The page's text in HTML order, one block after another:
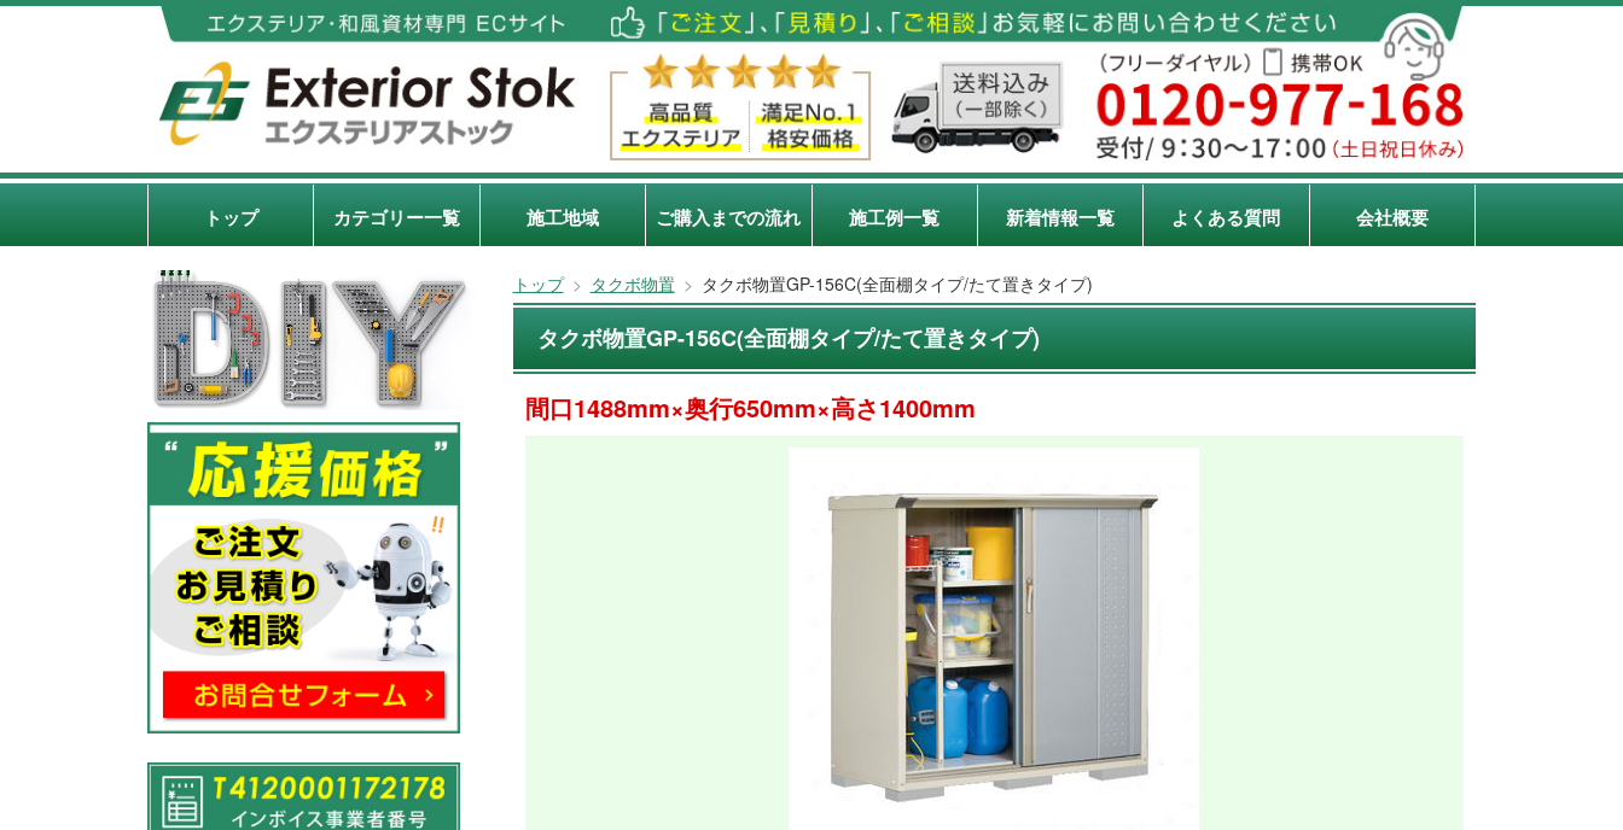
トップ カテゴリー一覧 施工地域 ご購入までの流れ 施工例一覧 新着情報一覧 よくある質問 会社概要
トップ > タクボ物置 > タクボ物置GP-156C(全面棚タイプ/たて置きタイプ)
タクボ物置GP-156C(全面棚タイプ/たて置きタイプ)
間口1488mm×奥行650mm×高さ1400mm